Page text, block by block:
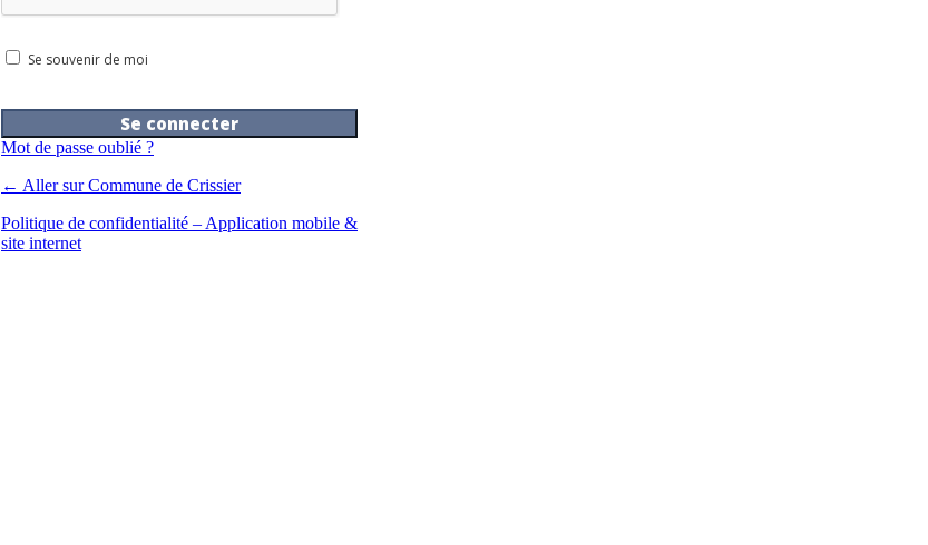
Se souvenir de moi
Mot de passe oublié ?
← Aller sur Commune de Crissier
Politique de confidentialité – Application mobile &
site internet